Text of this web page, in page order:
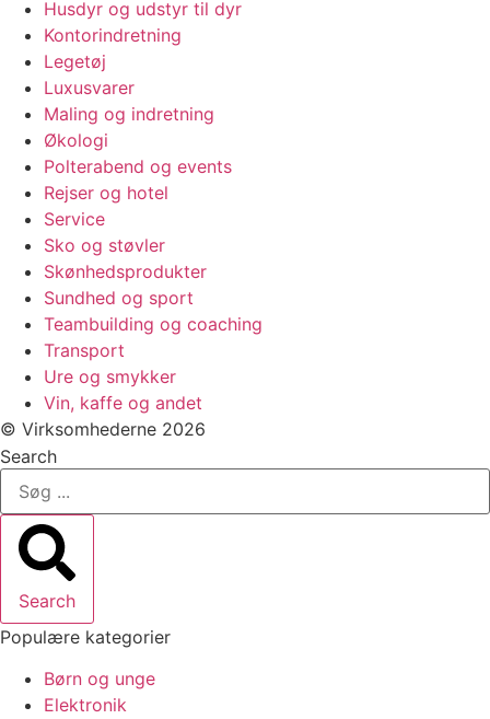
Husdyr og udstyr til dyr
Kontorindretning
Legetøj
Luxusvarer
Maling og indretning
Økologi
Polterabend og events
Rejser og hotel
Service
Sko og støvler
Skønhedsprodukter
Sundhed og sport
Teambuilding og coaching
Transport
Ure og smykker
Vin, kaffe og andet
© Virksomhederne 2026
Search
Search
Populære kategorier
Børn og unge
Elektronik